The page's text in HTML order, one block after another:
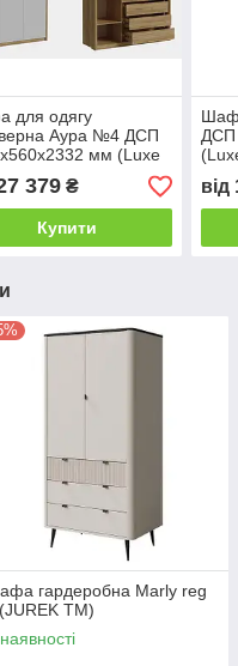
для одягу
Аура №4 ДСП
мм (Luxe
TM)
379₴
Купити
ДСП
від
гардеробна Marly reg
ТМ)